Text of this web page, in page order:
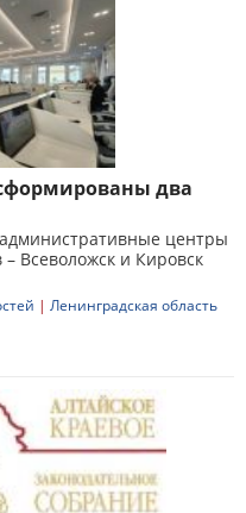
два
центры
Всеволожск и Кировск
| Ленинградская область